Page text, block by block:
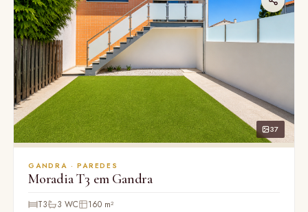
37
GANDRA · PAREDES
Moradia T3 em Gandra
T3 3 WC 160 m²